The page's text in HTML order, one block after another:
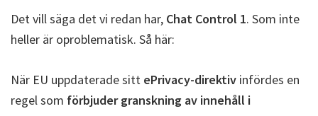
Det vill säga det vi redan har, Chat Control 1. Som inte
heller är oproblematisk. Så här:
När EU uppdaterade sitt ePrivacy-direktiv infördes en
regel som förbjuder granskning av innehåll i